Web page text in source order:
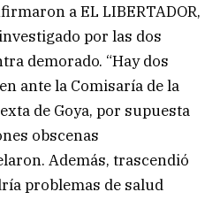
a EL LIBERTADOR,
por las dos
demorado. “Hay dos
ante la Comisaría de la
de Goya, por supuesta
obscenas
Además, trascendió
problemas de salud